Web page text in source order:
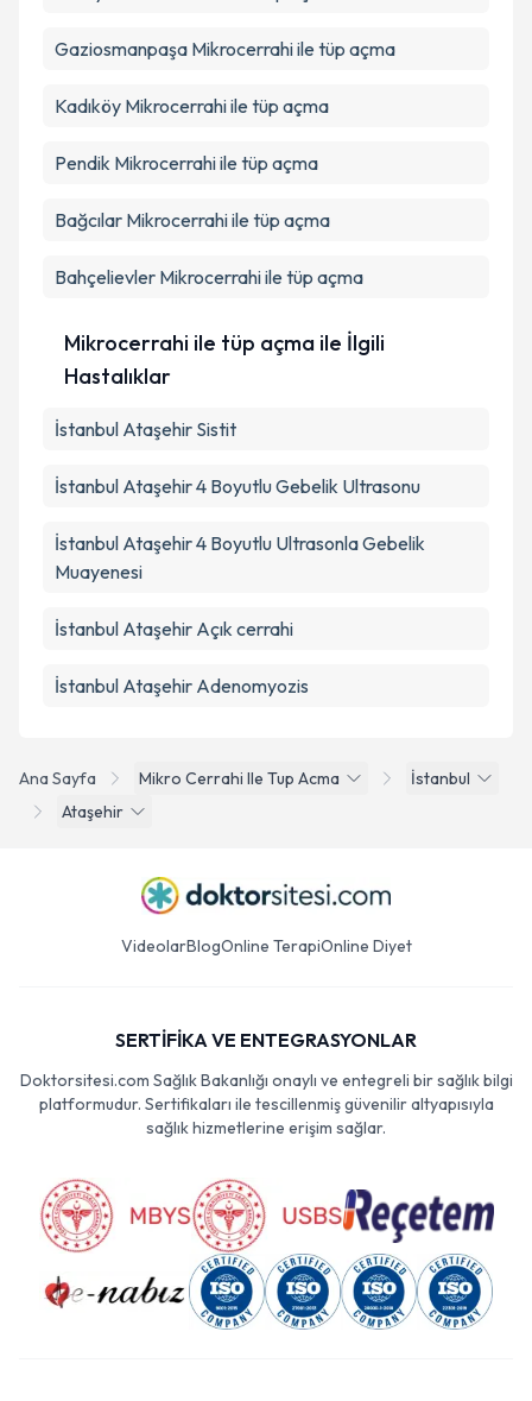
Ana Sayfa Mikro Cerrahi Ile Tup Acma
İstanbul
Ataşehir
Gaziosmanpaşa Mikrocerrahi ile tüp açma
Kadıköy Mikrocerrahi ile tüp açma
Pendik Mikrocerrahi ile tüp açma
Bağcılar Mikrocerrahi ile tüp açma
Bahçelievler Mikrocerrahi ile tüp açma
Mikrocerrahi ile tüp açma ile İlgili
Hastalıklar
İstanbul Ataşehir Sistit
İstanbul Ataşehir 4 Boyutlu Gebelik Ultrasonu
İstanbul Ataşehir 4 Boyutlu Ultrasonla Gebelik
Muayenesi
İstanbul Ataşehir Açık cerrahi
İstanbul Ataşehir Adenomyozis
VideolarBlogOnline TerapiOnline Diyet
SERTİFİKA VE ENTEGRASYONLAR
Doktorsitesi.com Sağlık Bakanlığı onaylı ve entegreli bir sağlık bilgi
platformudur. Sertifikaları ile tescillenmiş güvenilir altyapısıyla
sağlık hizmetlerine erişim sağlar.